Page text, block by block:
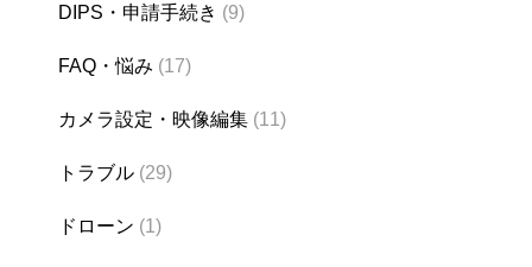
DIPS・申請手続き (9)
FAQ・悩み (17)
カメラ設定・映像編集 (11)
トラブル (29)
ドローン (1)